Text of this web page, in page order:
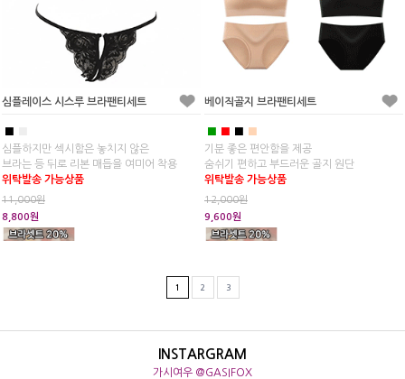
심플레이스 시스루 브라팬티세트
■
심플하지만 섹시함은 놓치지 않은
브라는 등 뒤로 리본 매듭을 여미어 착용
위탁발송 가능상품
11,000원
8,800원
베이직골지 브라팬티세트
■ ■ ■ ■
기분 좋은 편안함을 제공
숨쉬기 편하고 부드러운 골지 원단
위탁발송 가능상품
12,000원
9,600원
1 2 3
INSTARGRAM
가시여우 @GASIFOX